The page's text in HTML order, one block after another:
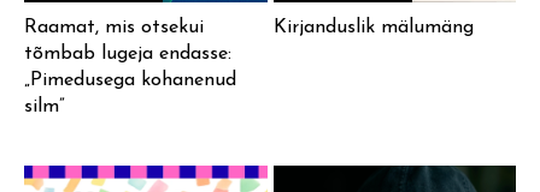
Raamat, mis otsekui
tõmbab lugeja endasse:
„Pimedusega kohanenud
silm”
Kirjanduslik mälumäng